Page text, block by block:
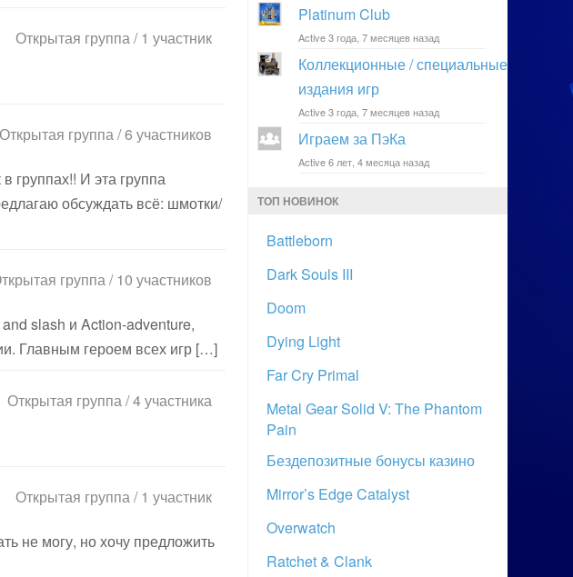
Открытая группа / 1 участник
группах!! И эта группа
обсуждать всё: шмотки/
Открытая группа / 6 участников
slash и Action-adventure,
Главным героем всех игр […]
группа / 10 участников
Открытая группа / 4 участника
не могу, но хочу предложить
Открытая группа / 1 участник
Platinum Club
Active 3 года, 7 месяцев назад
Коллекционные / специальные
издания игр
Active 3 года, 7 месяцев назад
Играем за ПэКа
Active 6 лет, 4 месяца назад
ТОП НОВИНОК
Battleborn
Dark Souls III
Doom
Dying Light
Far Cry Primal
Metal Gear Solid V: The Phantom
Pain
Бездепозитные бонусы казино
Mirror’s Edge Catalyst
Overwatch
Ratchet & Clank